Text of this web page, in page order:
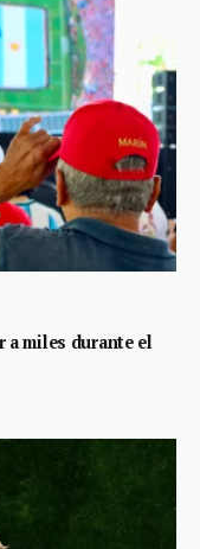
a miles durante el